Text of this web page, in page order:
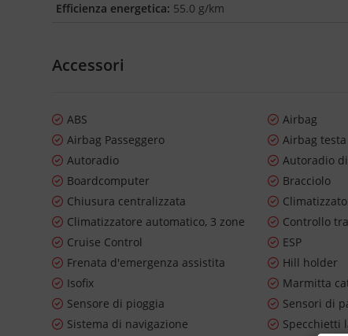
Efficienza energetica: 55.0 g/km
Accessori
ABS Airbag
Airbag Passeggero
Airbag testa
Autoradio
Autoradio
Boardcomputer
Bracciolo
Chiusura centralizzata
Climatizzatore automatico, 3 zone
Controllo
Cruise Control
ESP
Frenata d'emergenza assistita
Hill holder
Isofix
Marmitta
Sensore di pioggia
Sensori di
Sistema di navigazione
Specchietti